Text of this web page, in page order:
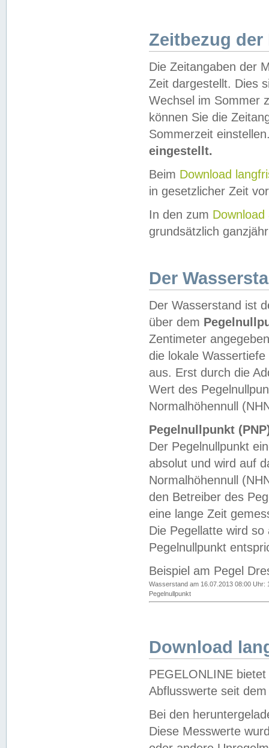
Zeitbezug der
Die Zeitangaben der
Zeit dargestellt. Dies
Wechsel im Sommer
können Sie die
Sommerzeit
eingestellt.
Beim Download
in gesetzlicher Zeit
In den zum Download
grundsätzlich
Der
Der Wasserstand ist
über dem
Zentimeter
die lokale
aus. Erst durch die
Wert des
Normalhöhennull
Pegelnullpunkt
Der Pegelnullpunkt
absolut und wird auf
Normalhöhennull
den Betreiber des
eine lange Zeit
Die Pegellatte wird
Pegelnullpunkt
Beispiel am Pegel
Wasserstand am 16.07.2013 08:00 Uhr:
Pegelnullpunkt
Download
PEGELONLINE
Abflusswerte seit
Bei den
Diese Messwerte